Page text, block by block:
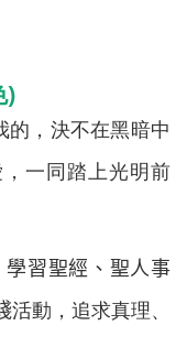
)
的，決不在黑暗中
一同踏上光明前
學習聖經、聖人事
活動，追求真理、